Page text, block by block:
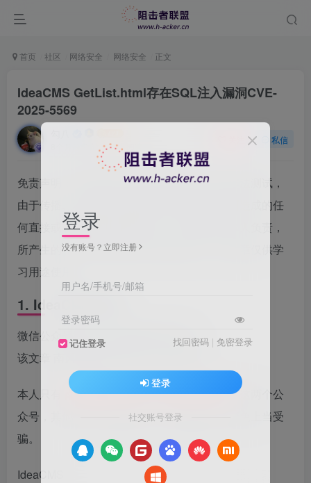
首页 社区 网络安全 网络安全 正文
IdeaCMS GetList.html存在SQL注入漏洞CVE-
2025-5569
33次阅读
私信
免责声明：请勿利用文章内的相关技术从事非法测试，
由于传播、利用此文所提供的信息或者工具而造成的任
何直接或者间接的后果及损失，均由使用者本人负责，
所产生的一切不良后果与文章作者无关。该文章仅供学
习用途使用。
1. IdeaCMS 简介
微信公众号搜索：南风漏洞复现文库
该文章 南风漏洞复现文库 公众号首发
本人只有 南风漏洞复现文库 和 南风网络安全这两个公
众号，其他公众号有意冒充，请注意甄别，避免上当受
骗。
IdeaCMS
登录
没有账号？立即注册
用户名/手机号/邮箱
登录密码
记住登录 找回密码 | 免密登录
登录
社交账号登录